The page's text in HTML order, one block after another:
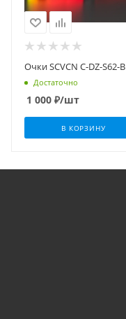
Очки SCVCN C-DZ-S62-B
Достаточно
1 000 ₽/шт
В КОРЗИНУ